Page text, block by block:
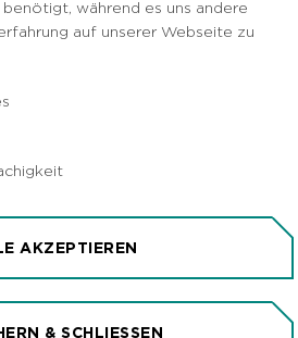
während es uns andere
auf unserer Webseite zu
AKZEPTIEREN
& SCHLIESSEN
AUF
"GRÖSSEN